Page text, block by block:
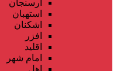
ارسنجان
استهبان
اشکنان
افزر
اقلید
امام شهر
اهل